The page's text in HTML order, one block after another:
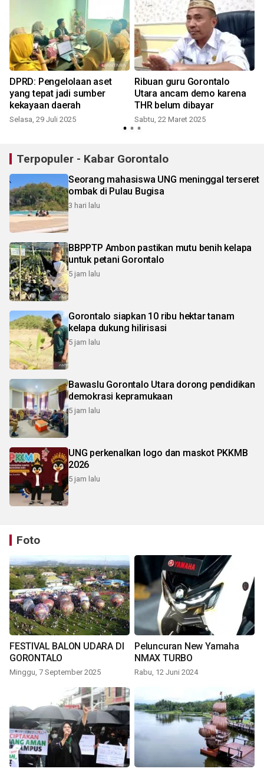
DPRD: Pengelolaan aset
yang tepat jadi sumber
kekayaan daerah
Selasa, 29 Juli 2025
Ribuan guru Gorontalo
Utara ancam demo karena
THR belum dibayar
Sabtu, 22 Maret 2025
Terpopuler - Kabar Gorontalo
Seorang mahasiswa UNG meninggal terseret
ombak di Pulau Bugisa
3 hari lalu
BBPPTP Ambon pastikan mutu benih kelapa
untuk petani Gorontalo
5 jam lalu
Gorontalo siapkan 10 ribu hektar tanam
kelapa dukung hilirisasi
5 jam lalu
Bawaslu Gorontalo Utara dorong pendidikan
demokrasi kepramukaan
5 jam lalu
UNG perkenalkan logo dan maskot PKKMB
2026
5 jam lalu
Foto
FESTIVAL BALON UDARA DI
GORONTALO
Minggu, 7 September 2025
Peluncuran New Yamaha
NMAX TURBO
Rabu, 12 Juni 2024